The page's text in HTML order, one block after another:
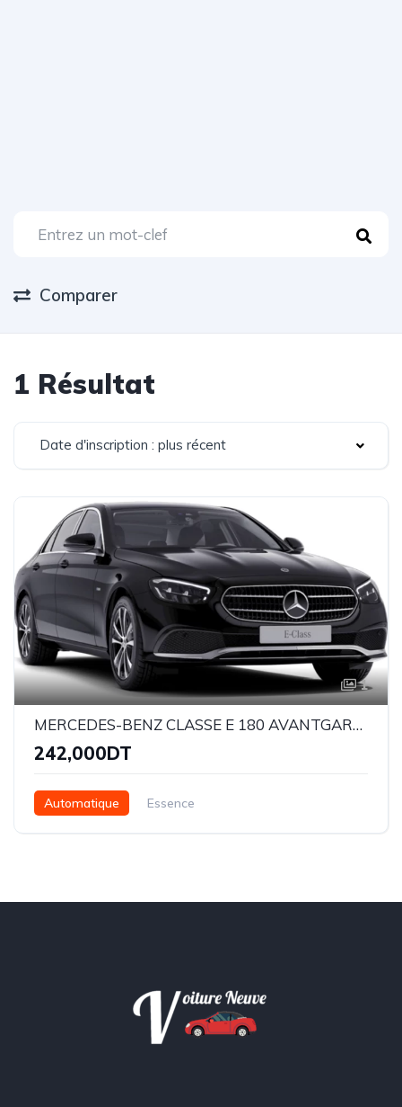
Comparer
1 Résultat
Date d'inscription : plus récent
1
MERCEDES-BENZ CLASSE E 180 AVANTGARDE
242,000DT
Automatique Essence